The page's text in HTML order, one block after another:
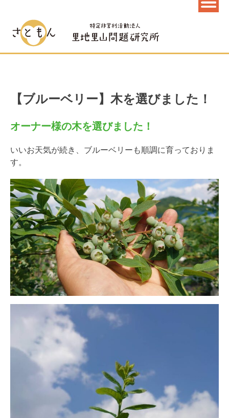
【ブルーベリー】木を選びました！
オーナー様の木を選びました！
いいお天気が続き、ブルーベリーも順調に育っておりま
す。